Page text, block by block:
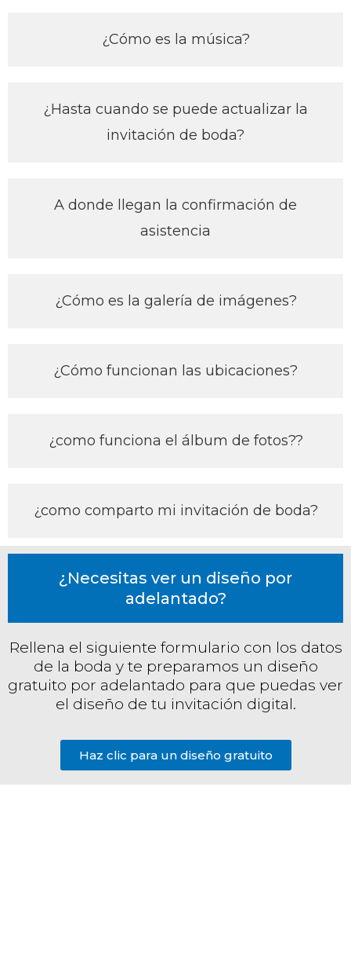
¿Cómo es la música?
¿Hasta cuando se puede actualizar la
invitación de boda?
A donde llegan la confirmación de
asistencia
¿Cómo es la galería de imágenes?
¿Cómo funcionan las ubicaciones?
¿como funciona el álbum de fotos??
¿como comparto mi invitación de boda?
¿Necesitas ver un diseño por
adelantado?
Rellena el siguiente formulario con los datos
de la boda y te preparamos un diseño
gratuito por adelantado para que puedas ver
el diseño de tu invitación digital.
Haz clic para un diseño gratuito